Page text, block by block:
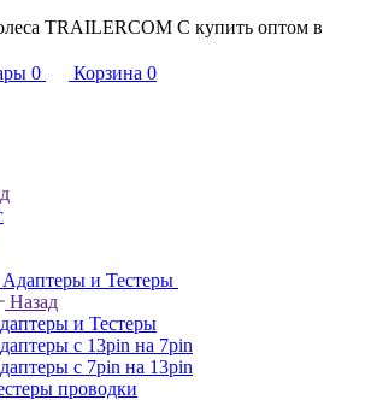
TRAILERCOM C купить оптом в
0 Корзина 0
Адаптеры и Тестеры
Назад
и Тестеры
с 13pin на 7pin
с 7pin на 13pin
проводки